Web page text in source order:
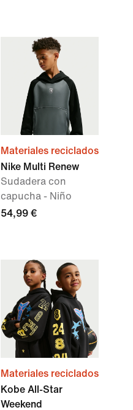
Materiales reciclados
Nike Multi Renew
Sudadera con
capucha - Niño
54,99 €
Materiales reciclados
Kobe All-Star
Weekend